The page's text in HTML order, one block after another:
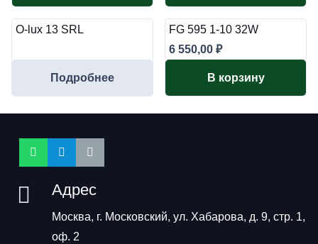
O-lux 13 SRL
Подробнее
FG 595 1-10 32W
6 550,00 ₽
В корзину
Адрес
Москва, г. Московский, ул. Хабарова, д. 9, стр. 1,
оф. 2